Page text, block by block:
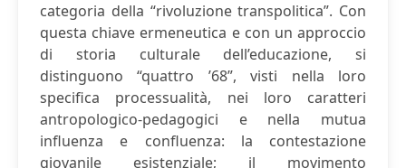
categoria della “rivoluzione transpolitica”. Con
questa chiave ermeneutica e con un approccio
di storia culturale dell’educazione, si
distinguono “quattro ’68”, visti nella loro
specifica processualità, nei loro caratteri
antropologico-pedagogici e nella mutua
influenza e confluenza: la contestazione
giovanile esistenziale; il movimento